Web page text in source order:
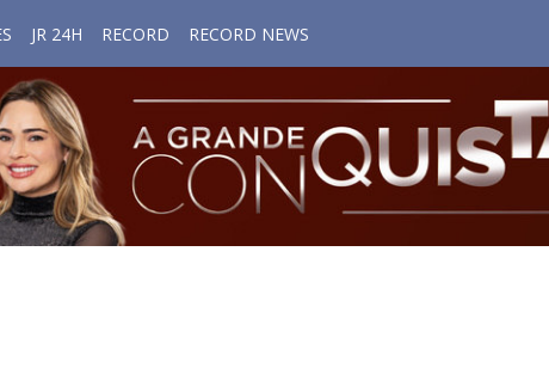
JR 24H RECORD RECORD NEWS